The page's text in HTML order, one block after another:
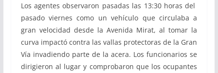
Los agentes observaron pasadas las 13:30 horas del
pasado viernes como un vehículo que circulaba a
gran velocidad desde la Avenida Mirat, al tomar la
curva impactó contra las vallas protectoras de la Gran
Vía invadiendo parte de la acera. Los funcionarios se
dirigieron al lugar y comprobaron que los ocupantes